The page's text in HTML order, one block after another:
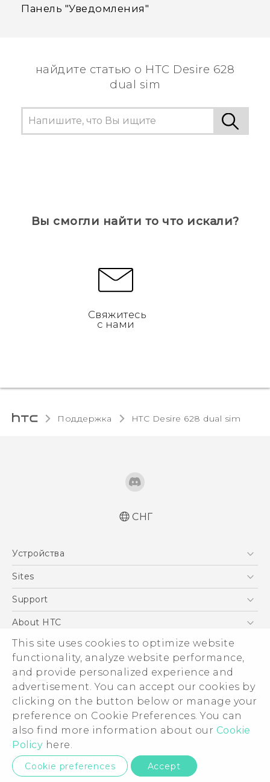
This site uses cookies to optimize website
functionality, analyze website performance,
and provide personalized experience and
advertisement. You can accept our cookies by
clicking on the button below or manage your
preference on Cookie Preferences. You can
also find more information about our Cookie
Policy here.
Cookie preferences Accept
Панель "‍Уведомления"‍
найдите статью о HTC Desire 628
dual sim
Вы смогли найти то что искали?
Свяжитесь
с нами
Поддержка HTC Desire 628 dual sim‎
Русский - Руководство пользователя
соответствию стандартам
Қазақ - жұмысты бастау нұсқаулығы
ақпараты
English - Quick start guide
English - User manual
English - Safety and regulatory guide
СНГ
Устройства
5G
EXODUS
VIVE
Sites
HTC Dev
Support
ПОДДЕРЖКА
About HTC
ESG
Инвестирование
Политика конфиденциальности
Безопасность продуктов
Вакансии
Security and Privacy Whitepaper
© 2011-2026 HTC Corporation
Условия использования.
Privacy Contact:Global-Privacy@htc.com